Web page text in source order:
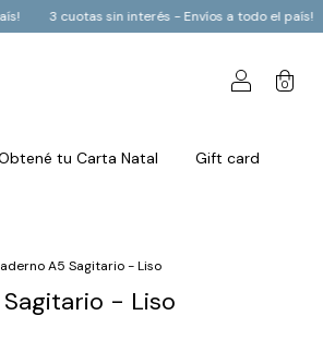
el país! 3 cuotas sin interés - Envíos a
0
tu Carta Natal
Gift card
A5 Sagitario - Liso
- Liso